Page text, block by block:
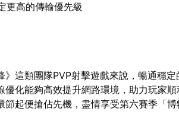
更高的傳輸優先級
》這類團隊PVP射擊遊戲來說，暢通穩
優化能夠高效提升網路環境，助力玩家
節起便搶佔先機，盡情享受第六賽季「博